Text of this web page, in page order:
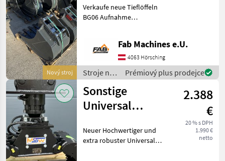
Nový stroj
tonnen
Verkaufe neue Tieflöffeln
BG06 Aufnahme
stavbu príslušenstvoFab Machines e.U.
4063 Hörsching
Stroje na
stavbu /
Sonstige
Prémiový plus prodejce
Sonstige
Universal
Sortiergreifer 1-
2.388
€
20 % s DPH
1.990 €
netto
Neuer Hochwertiger und
extra robuster Universal